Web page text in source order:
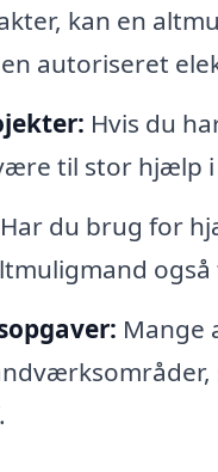
kan en
autoriseret
Hvis du
til stor
Har du brug for
også
Mange